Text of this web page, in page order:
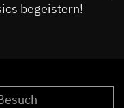
begeistern!